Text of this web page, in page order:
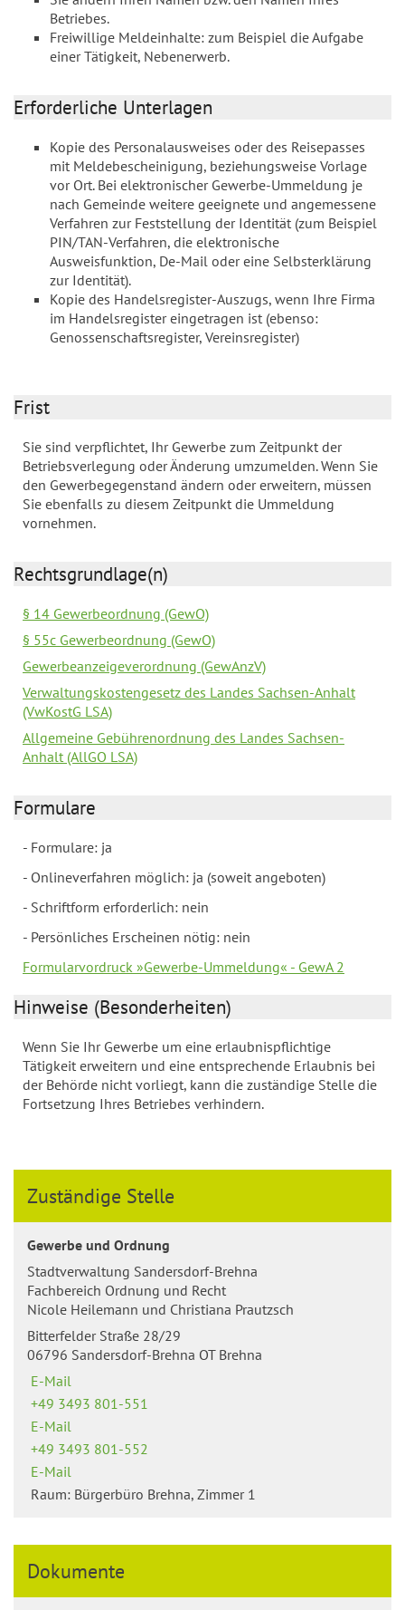
Betriebes.
Freiwillige Meldeinhalte: zum Beispiel die Aufgabe
einer Tätigkeit, Nebenerwerb.
Erforderliche Unterlagen
Kopie des Personalausweises oder des Reisepasses
mit Meldebescheinigung, beziehungsweise Vorlage
vor Ort. Bei elektronischer Gewerbe-Ummeldung je
nach Gemeinde weitere geeignete und angemessene
Verfahren zur Feststellung der Identität (zum Beispiel
PIN/TAN-Verfahren, die elektronische
Ausweisfunktion, De-Mail oder eine Selbsterklärung
zur Identität).
Kopie des Handelsregister-Auszugs, wenn Ihre Firma
im Handelsregister eingetragen ist (ebenso:
Genossenschaftsregister, Vereinsregister)
Frist
Sie sind verpflichtet, Ihr Gewerbe zum Zeitpunkt der
Betriebsverlegung oder Änderung umzumelden. Wenn Sie
den Gewerbegegenstand ändern oder erweitern, müssen
Sie ebenfalls zu diesem Zeitpunkt die Ummeldung
vornehmen.
Rechtsgrundlage(n)
§ 14 Gewerbeordnung (GewO)
§ 55c Gewerbeordnung (GewO)
Gewerbeanzeigeverordnung (GewAnzV)
Verwaltungskostengesetz des Landes Sachsen-Anhalt
(VwKostG LSA)
Allgemeine Gebührenordnung des Landes Sachsen-
Anhalt (AllGO LSA)
Formulare
- Formulare: ja
- Onlineverfahren möglich: ja (soweit angeboten)
- Schriftform erforderlich: nein
- Persönliches Erscheinen nötig: nein
Formularvordruck »Gewerbe-Ummeldung« - GewA 2
Hinweise (Besonderheiten)
Wenn Sie Ihr Gewerbe um eine erlaubnispflichtige
Tätigkeit erweitern und eine entsprechende Erlaubnis bei
der Behörde nicht vorliegt, kann die zuständige Stelle die
Fortsetzung Ihres Betriebes verhindern.
Zuständige Stelle
Gewerbe und Ordnung
Stadtverwaltung Sandersdorf-Brehna
Fachbereich Ordnung und Recht
Nicole Heilemann und Christiana Prautzsch
Bitterfelder Straße 28/29
06796 Sandersdorf-Brehna OT Brehna
E-Mail
+49 3493 801-551
E-Mail
+49 3493 801-552
E-Mail
Raum: Bürgerbüro Brehna, Zimmer 1
Dokumente